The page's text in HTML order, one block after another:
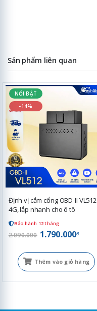
Sản phẩm liên quan
NỔI BẬT
-14%
Định vị cắm cổng OBD-II VL512
4G, lắp nhanh cho ô tô
Bảo hành 12 tháng
2.090.000 1.790.000đ
Thêm vào giỏ hàng